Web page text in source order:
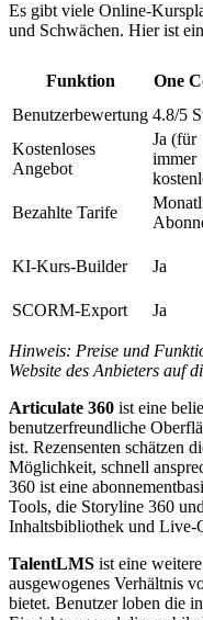
Es gibt viele Online-
und Schwächen. Hier ist
Funktion One
Benutzerbewertung 4.8/5
Kostenloses
Angebot
Ja (für
immer
Bezahlte Tarife
KI-Kurs-Builder Ja
SCORM-Export
Ja
Hinweis: Preise und
Website des Anbieters auf
Articulate 360 ist eine
benutzerfreundliche
ist. Rezensenten schätzen
Möglichkeit, schnell
360 ist eine
Tools, die Storyline 360
Inhaltsbibliothek und Live-
TalentLMS ist eine
ausgewogenes Verhältnis
bietet. Benutzer loben die